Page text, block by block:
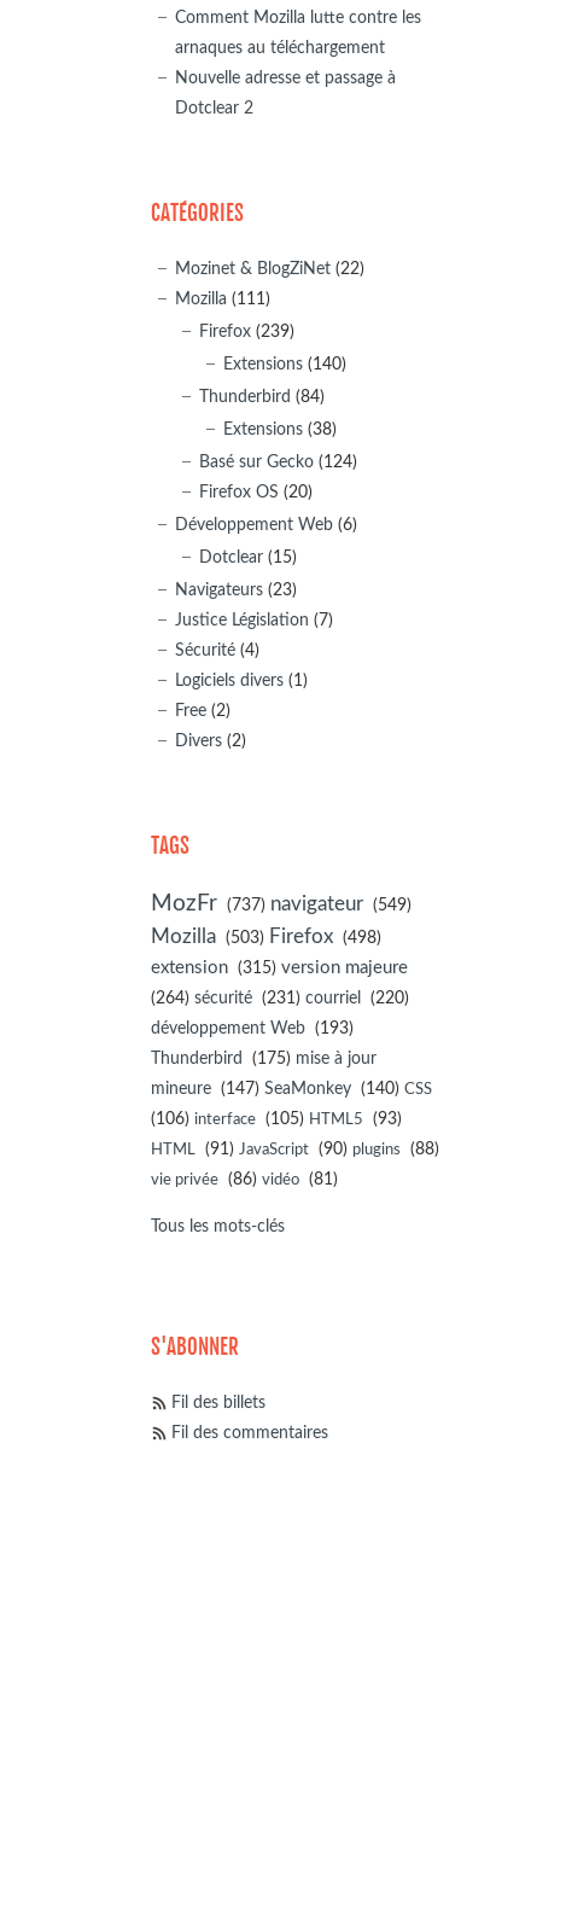
Comment Mozilla lutte contre les
arnaques au téléchargement
Nouvelle adresse et passage à
Dotclear 2
CATÉGORIES
Mozinet & BlogZiNet (22)
Mozilla (111)
Firefox (239)
Extensions (140)
Thunderbird (84)
Extensions (38)
Basé sur Gecko (124)
Firefox OS (20)
Développement Web (6)
Dotclear (15)
Navigateurs (23)
Justice Législation (7)
Sécurité (4)
Logiciels divers (1)
Free (2)
Divers (2)
TAGS
MozFr (737) navigateur (549)
Mozilla (503) Firefox (498)
extension (315)version majeure
(264)sécurité (231)courriel
(220)
développement Web (193)
Thunderbird (175) mise à jour
mineure (147)SeaMonkey (140)CSS
(106)interface (105) HTML5 (93)
HTML (91) JavaScript (90) plugins (88)
vie privée (86)vidéo (81)
Tous les mots-clés
S'ABONNER
Fil des billets
Fil des commentaires